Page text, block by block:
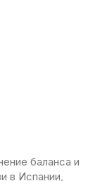
баланса и
в Испании,